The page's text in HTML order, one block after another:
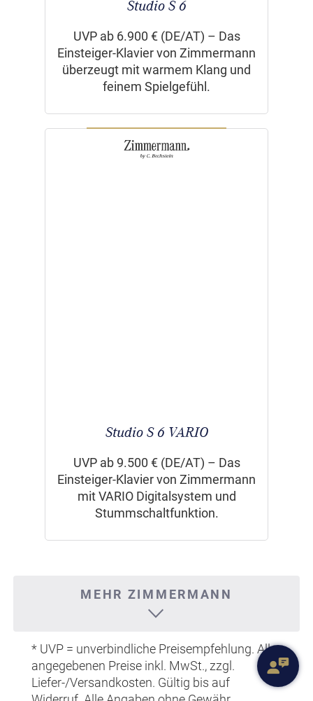
Studio S 6
UVP ab 6.900 € (DE/AT) – Das
Einsteiger-Klavier von Zimmermann
überzeugt mit warmem Klang und
feinem Spielgefühl.
Studio S 6 VARIO
UVP ab 9.500 € (DE/AT) – Das
Einsteiger-Klavier von Zimmermann
mit VARIO Digitalsystem und
Stummschaltfunktion.
MEHR ZIMMERMANN
* UVP = unverbindliche Preisempfehlung. Alle
angegebenen Preise inkl. MwSt., zzgl.
Liefer-/Versandkosten. Gültig bis auf